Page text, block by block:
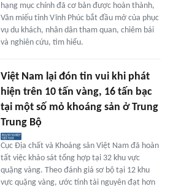
hạng mục chính đã cơ bản được hoàn thành,
Văn miếu tỉnh Vĩnh Phúc bắt đầu mở của phục
vụ du khách, nhân dân tham quan, chiêm bái
và nghiên cứu, tìm hiểu.
Việt Nam lại đón tin vui khi phát
hiện trên 10 tấn vàng, 16 tấn bạc
tại một số mỏ khoáng sản ở Trung
Trung Bộ
Cục Địa chất và Khoáng sản Việt Nam đã hoàn
tất việc khảo sát tổng hợp tại 32 khu vực
quặng vàng. Theo đánh giá sơ bộ tại 12 khu
vực quặng vàng, ước tính tài nguyên đạt hơn